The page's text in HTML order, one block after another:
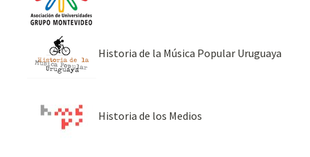
Historia de la Música Popular Uruguaya
Historia de los Medios